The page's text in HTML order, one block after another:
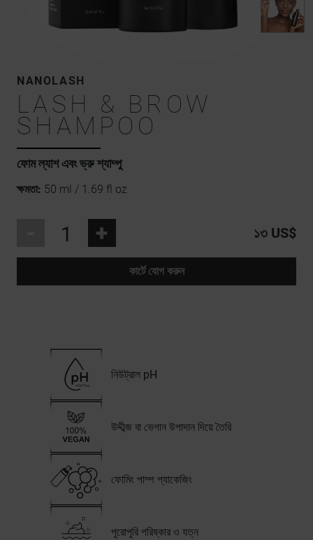
NANOLASH
LASH & BROW
SHAMPOO
ফোম ল্যাশ এবং ভ্রু শ্যাম্পু
ক্ষমতা: 50 ml / 1.69 fl oz
+ ১৩ US$
কার্টে যোগ করুন
নিউট্রাল pH
উদ্দীব্জ বা ভেগান উপাদান দিয়ে তৈরি
ফোমিং পাম্প প্যাকেজিং
পুরোপুরি পরিষ্কার ও যত্ন